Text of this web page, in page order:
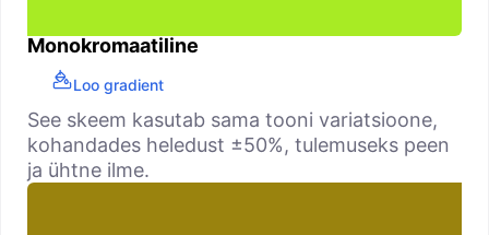
Monokromaatiline
Loo gradient
See skeem kasutab sama tooni variatsioone,
kohandades heledust ±50%, tulemuseks peen
ja ühtne ilme.